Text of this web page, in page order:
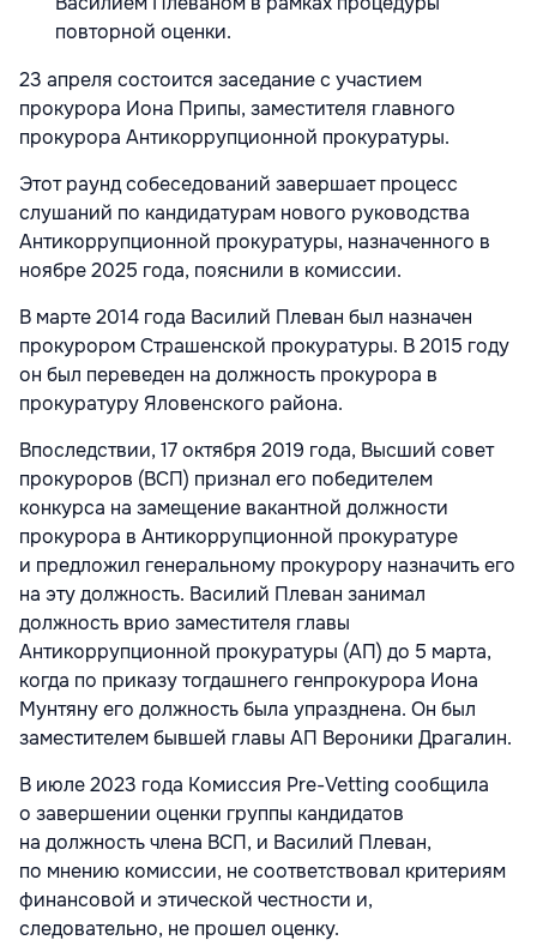
повторной оценки.
23 апреля состоится заседание с участием
прокурора Иона Припы, заместителя главного
прокурора Антикоррупционной прокуратуры.
Этот раунд собеседований завершает процесс
слушаний по кандидатурам нового руководства
Антикоррупционной прокуратуры, назначенного в
ноябре 2025 года, пояснили в комиссии.
В марте 2014 года Василий Плеван был назначен
прокурором Страшенской прокуратуры. В 2015 году
он был переведен на должность прокурора в
прокуратуру Яловенского района.
Впоследствии, 17 октября 2019 года, Высший совет
прокуроров (ВСП) признал его победителем
конкурса на замещение вакантной должности
прокурора в Антикоррупционной прокуратуре
и предложил генеральному прокурору назначить его
на эту должность. Василий Плеван занимал
должность врио заместителя главы
Антикоррупционной прокуратуры (АП) до 5 марта,
когда по приказу тогдашнего генпрокурора Иона
Мунтяну его должность была упразднена. Он был
заместителем бывшей главы АП Вероники Драгалин.
В июле 2023 года Комиссия Pre-Vetting сообщила
о завершении оценки группы кандидатов
на должность члена ВСП, и Василий Плеван,
по мнению комиссии, не соответствовал критериям
финансовой и этической честности и,
следовательно, не прошел оценку.